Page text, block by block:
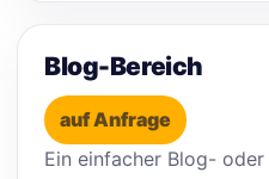
Blog-Bereich
auf Anfrage
Ein einfacher Blog-